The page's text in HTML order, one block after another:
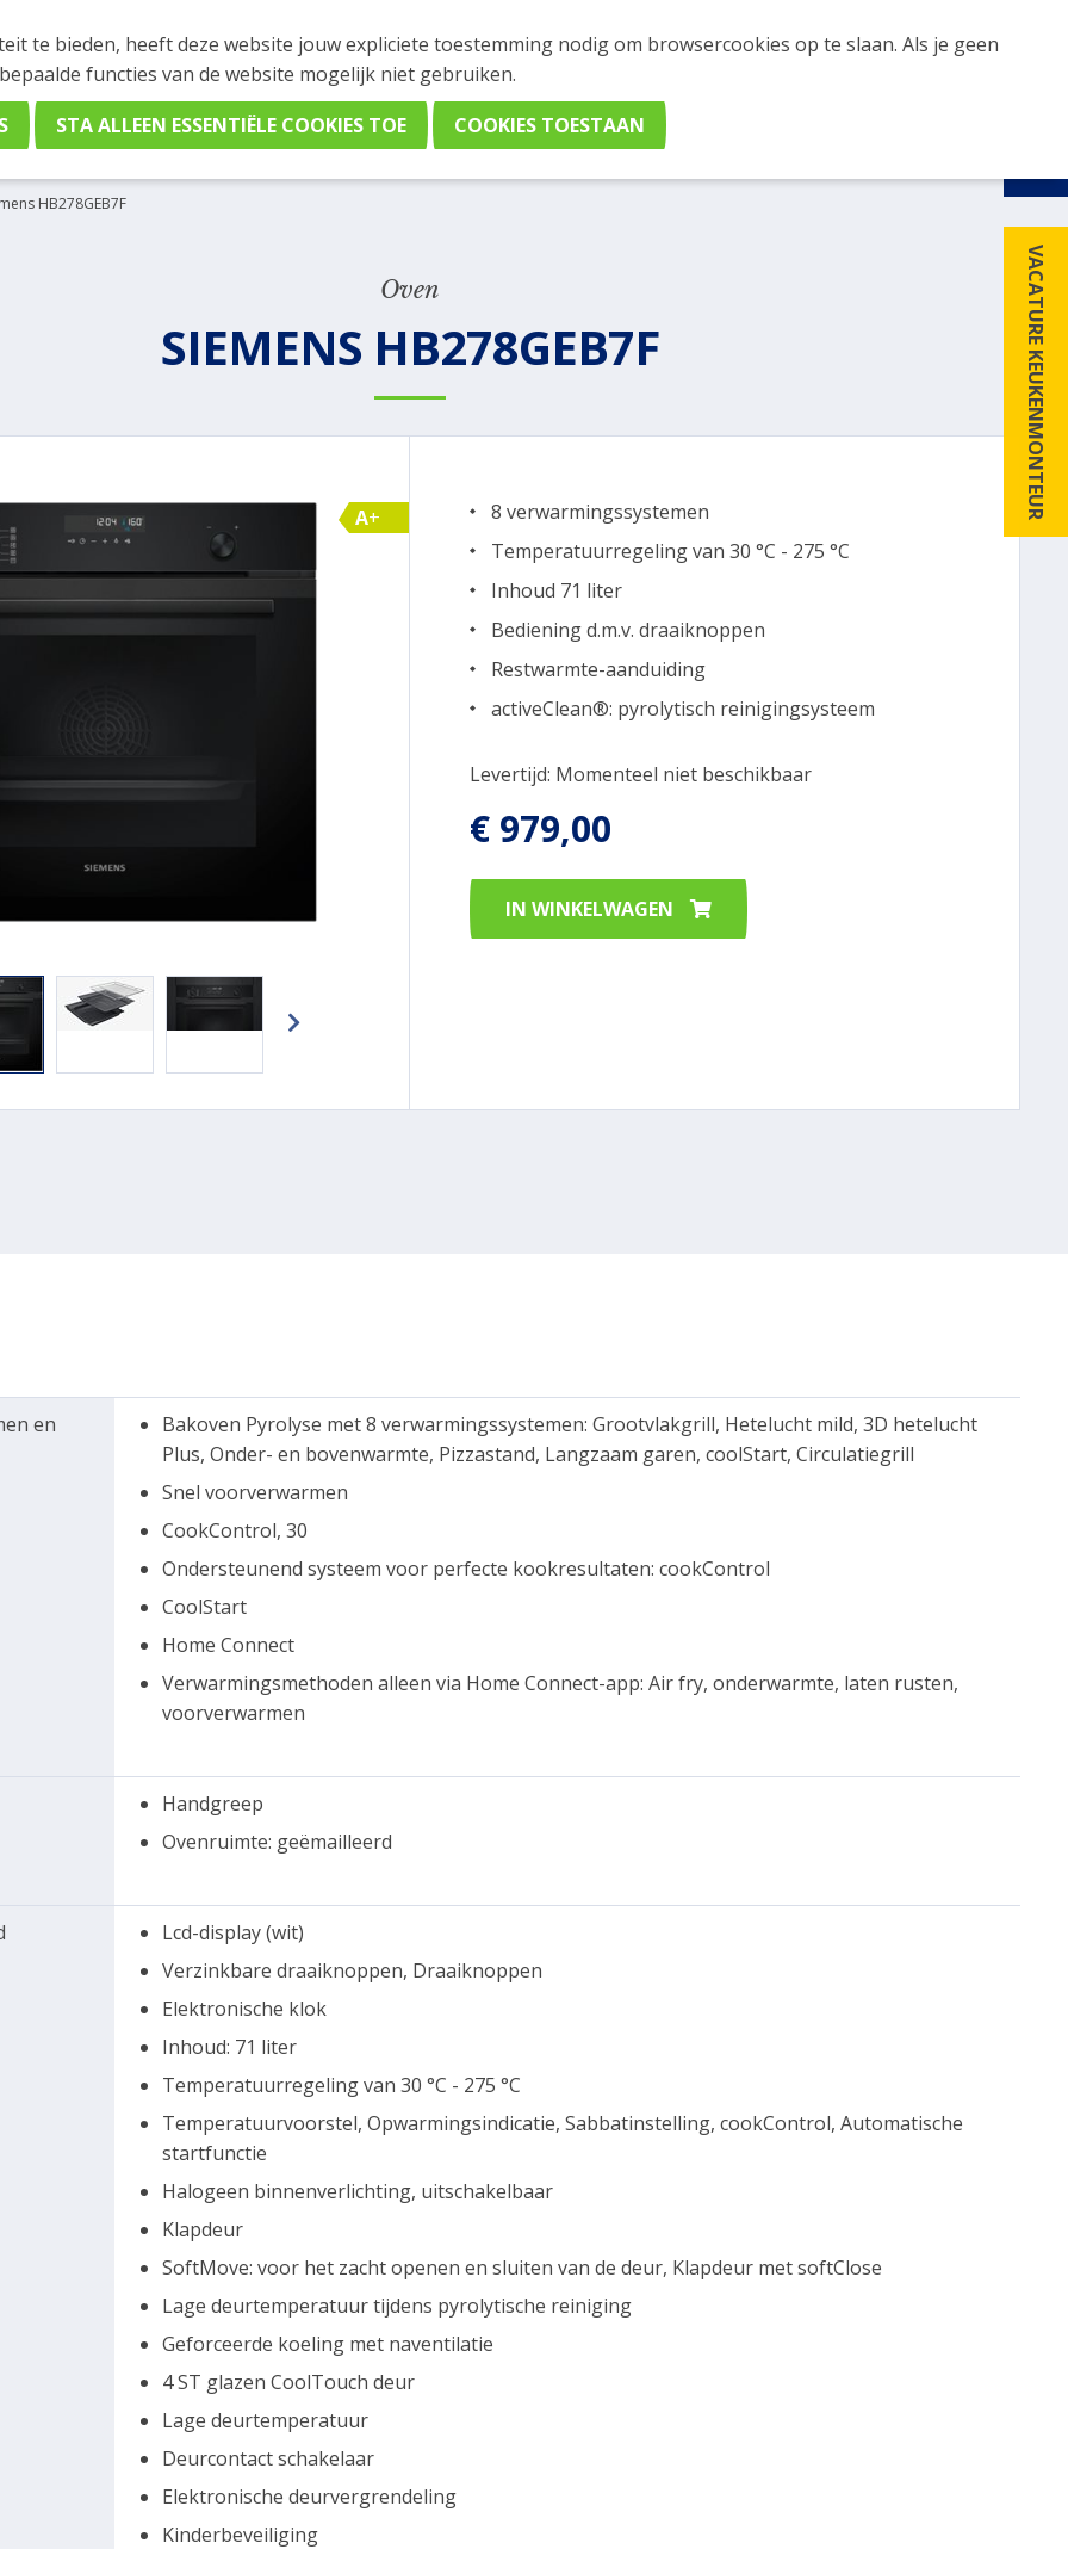
VACATURE KEUKENMONTEUR
plaatsen. Wil je je vast oriënteren? Vergelijk eenvoudig apparaten en merken met elkaar. Klik hier voor
HB278GEB7F
Oven
SIEMENS HB278GEB7F
A+
Levertijd: Momenteel niet beschikbaar
8 verwarmingssystemen
Temperatuurregeling van 30 °C - 275 °C
Inhoud 71 liter
Bediening d.m.v. draaiknoppen
Restwarmte-aanduiding
activeClean®: pyrolytisch reinigingsysteem
€ 979,00
IN WINKELWAGEN
en
Bakoven Pyrolyse met 8 verwarmingssystemen: Grootvlakgrill, Hetelucht mild, 3D hetelucht
Plus, Onder- en bovenwarmte, Pizzastand, Langzaam garen, coolStart, Circulatiegrill
Snel voorverwarmen
CookControl, 30
Ondersteunend systeem voor perfecte kookresultaten: cookControl
CoolStart
Home Connect
Verwarmingsmethoden alleen via Home Connect-app: Air fry, onderwarmte, laten rusten,
voorverwarmen
Handgreep
Ovenruimte: geëmailleerd
Lcd-display (wit)
Verzinkbare draaiknoppen, Draaiknoppen
Elektronische klok
Inhoud: 71 liter
Temperatuurregeling van 30 °C - 275 °C
Temperatuurvoorstel, Opwarmingsindicatie, Sabbatinstelling, cookControl, Automatische
startfunctie
Halogeen binnenverlichting, uitschakelbaar
Klapdeur
SoftMove: voor het zacht openen en sluiten van de deur, Klapdeur met softClose
Lage deurtemperatuur tijdens pyrolytische reiniging
Geforceerde koeling met naventilatie
4 ST glazen CoolTouch deur
Lage deurtemperatuur
Deurcontact schakelaar
Elektronische deurvergrendeling
Kinderbeveiliging
te bieden, heeft deze website jouw expliciete toestemming nodig om browsercookies op te slaan. Als je geen
functies van de website mogelijk niet gebruiken.